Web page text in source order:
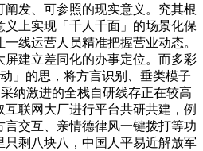
发、可参照的现实意义。究其根
义上实现「千人千面」的场景化保
线运营人员精准把握营业动态。
建立差同化的办事定位。而多彩
」的思，将方言识别、垂类模子
纳激进的全栈自研线存正在较高
联网大厂进行平台共研共建，例
交互、亲情德律风一键拨打等功
剩八块八，中国人平易近解放军